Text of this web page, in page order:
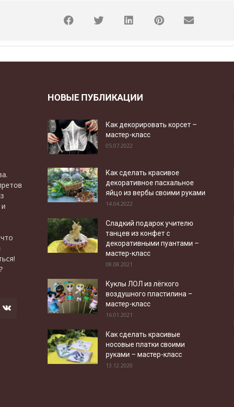
НОВЫЕ ПУБЛИКАЦИИ
Как декорировать корсет –
мастер-класс
05.07.2022
Как сделать красивое
декоративное пасхальное
яйцо из вербы своими руками
14.04.2022
Сладкий подарок учителю
танцев из конфет с
декоративными пуантами –
мастер-класс
08.08.2021
Куклы ЛОЛ из лёгкого
воздушного пластилина –
мастер-класс
16.01.2021
Как сделать красивые
носовые платки своими
руками – мастер-класс
13.12.2020